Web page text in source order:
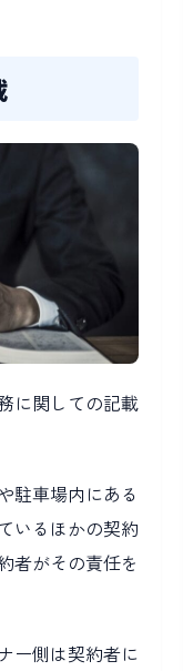
に関しての記載
駐車場内にある
いるほかの契約
者がその責任を
ー側は契約者に